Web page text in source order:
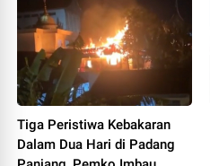
Tiga Peristiwa Kebakaran
Dalam Dua Hari di Padang